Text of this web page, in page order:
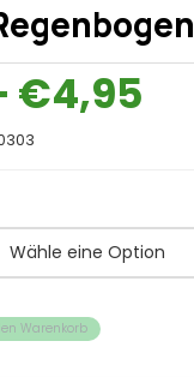
€4,95
Warenkorb